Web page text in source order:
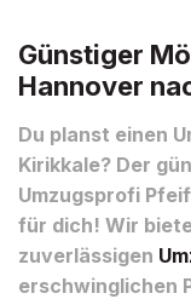
Günstiger
Hannover
Du planst einen
Kirikkale? Der
Umzugsprofi
für dich! Wir
zuverlässigen
erschwinglichen